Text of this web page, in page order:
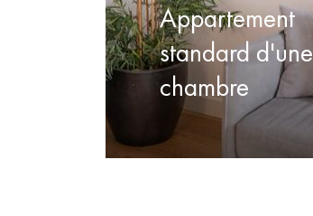
Appartement
standard d'une
chambre